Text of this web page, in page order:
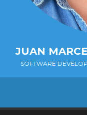
JUAN
SOFTWARE